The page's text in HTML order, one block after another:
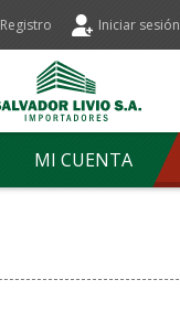
Registro Iniciar sesión
MI CUENTA